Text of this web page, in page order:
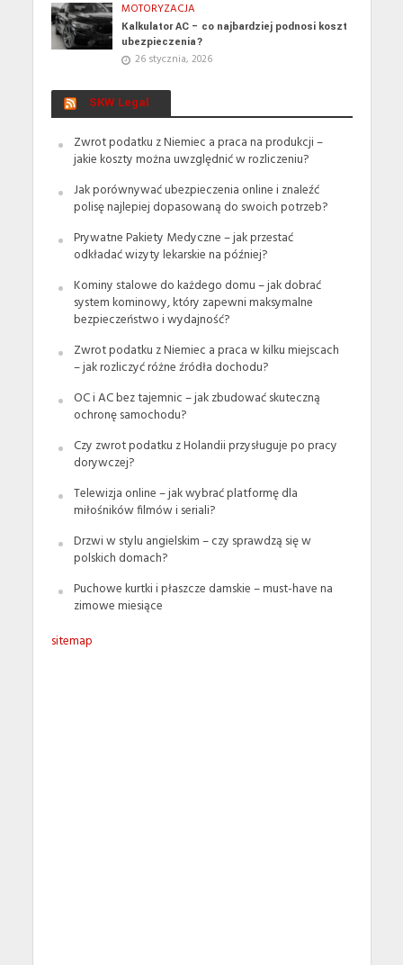
MOTORYZACJA
Kalkulator AC – co najbardziej podnosi koszt
ubezpieczenia?
26 stycznia, 2026
SKW Legal
Zwrot podatku z Niemiec a praca na produkcji –
jakie koszty można uwzględnić w rozliczeniu?
Jak porównywać ubezpieczenia online i znaleźć
polisę najlepiej dopasowaną do swoich potrzeb?
Prywatne Pakiety Medyczne – jak przestać
odkładać wizyty lekarskie na później?
Kominy stalowe do każdego domu – jak dobrać
system kominowy, który zapewni maksymalne
bezpieczeństwo i wydajność?
Zwrot podatku z Niemiec a praca w kilku miejscach
– jak rozliczyć różne źródła dochodu?
OC i AC bez tajemnic – jak zbudować skuteczną
ochronę samochodu?
Czy zwrot podatku z Holandii przysługuje po pracy
dorywczej?
Telewizja online – jak wybrać platformę dla
miłośników filmów i seriali?
Drzwi w stylu angielskim – czy sprawdzą się w
polskich domach?
Puchowe kurtki i płaszcze damskie – must-have na
zimowe miesiące
sitemap